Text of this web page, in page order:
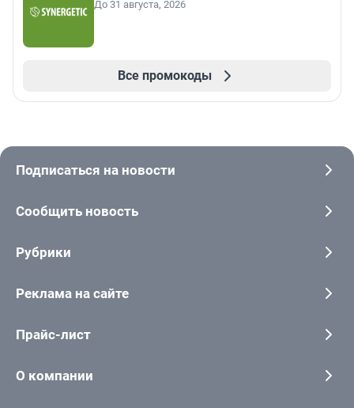
До 31 августа, 2026
Все промокоды
Подписаться на новости
Сообщить новость
Рубрики
Реклама на сайте
Прайс-лист
О компании